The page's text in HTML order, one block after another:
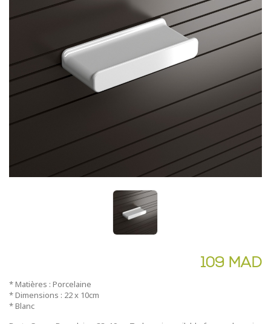
109 MAD
* Matières : Porcelaine
* Dimensions : 22 x 10cm
* Blanc